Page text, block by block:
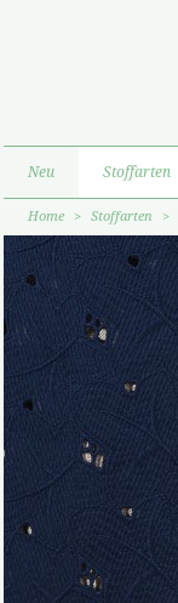
Neu Stoffarten
Home > Stoffarten >